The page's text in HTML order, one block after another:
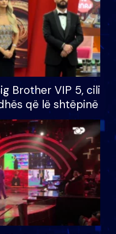
Brother VIP 5, cili
që lë shtëpinë